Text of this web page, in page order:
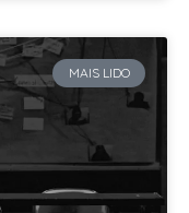
MAIS LIDO